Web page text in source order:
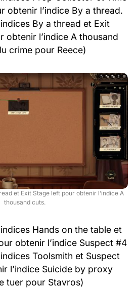
obtenir l’indice By a thread.
By a thread et Exit
obtenir l’indice A thousand
crime pour Reece)
et Exit Stage left pour obtenir l’indice A
thousand cuts.
Hands on the table et
obtenir l’indice Suspect #4
Toolsmith et Suspect
l’indice Suicide by proxy
tuer pour Stavros)